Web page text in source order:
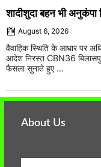
शादीशुदा बहन भी अनुकंपा
August 6, 2026
वैवाहिक स्थिति के आधार पर
आदेश निरस्त CBN36
फैसला सुनाते हुए ...
About Us